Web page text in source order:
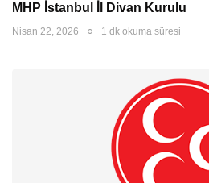
MHP İstanbul İl Divan Kurulu
Nisan 22, 2026 1 dk okuma süresi